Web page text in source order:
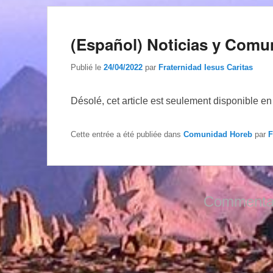
(Español) Noticias y
Publié le 24/04/2022 par Fraternidad Iesus Caritas
Désolé, cet article est seulement disponible en
Cette entrée a été publiée dans Comunidad Horeb par